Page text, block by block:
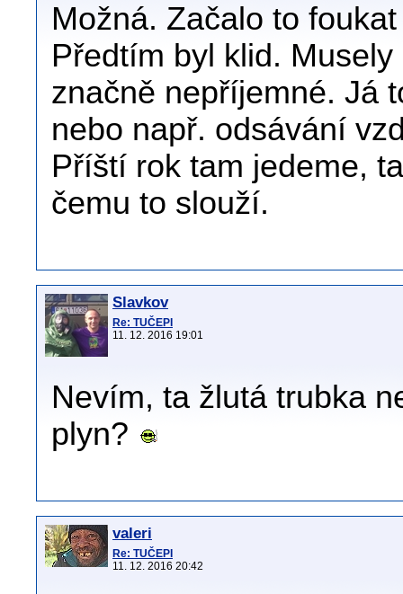
Možná. Začalo to
Předtím byl klid.
značně nepříjemné. Já
nebo např. odsávání
Příští rok tam jedeme,
čemu to slouží.
Slavkov
Re: TUČEPI
11. 12. 2016 19:01
Nevím, ta žlutá trubka
plyn?
valeri
Re: TUČEPI
11. 12. 2016 20:42